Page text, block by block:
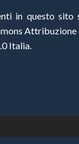
in questo sito
Italia